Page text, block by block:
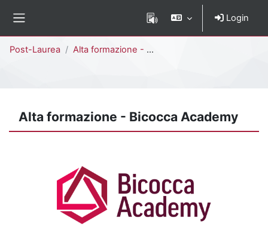
Login
Post-Laurea Alta formazione - Bicocca Academy
Alta formazione - Bicocca Academy